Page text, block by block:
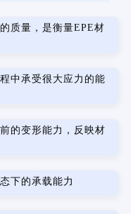
质量，是衡量EPE材
中承受很大应力的能
的变形能力，反映材
下的承载能力